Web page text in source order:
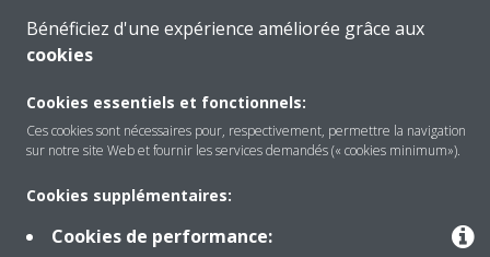
Products
Copyright © Daikin
Mentions légales
Avis relatif aux cookies
Bénéficiez d'une expérience améliorée grâce aux
cookies
Cookies essentiels et fonctionnels:
Ces cookies sont nécessaires pour, respectivement, permettre la navigation
sur notre site Web et fournir les services demandés (« cookies minimum»).
Cookies supplémentaires:
Cookies de performance: